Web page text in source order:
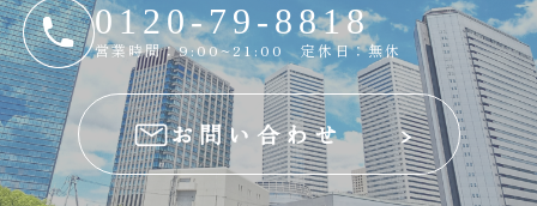
0120-79-8818
営業時間：9:00~21:00 定休日：無休
お問い合わせ